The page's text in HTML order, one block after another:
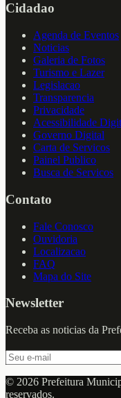
Cidadao
Agenda de Eventos
Noticias
Galeria de Fotos
Turismo e Lazer
Legislacao
Transparencia
Privacidade
Acessibilidade
Governo Digital
Carta de Servicos
Painel Publico
Busca de Servicos
Contato
Fale Conosco
Ouvidoria
Localizacao
FAQ
Mapa do Site
Newsletter
Receba as noticias da
© 2026 Prefeitura
reservados.